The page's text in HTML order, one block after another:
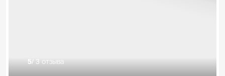
5/ 3 отзыва